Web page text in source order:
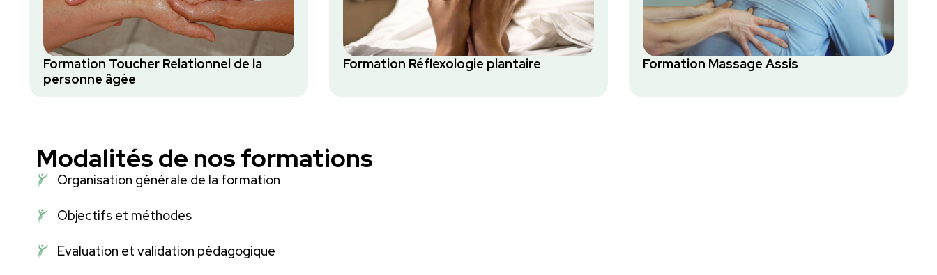
Formation Toucher Relationnel de la
personne âgée
Formation Réflexologie plantaire Formation Massage Assis
Modalités de nos formations
Organisation générale de la formation
Objectifs et méthodes
Evaluation et validation pédagogique